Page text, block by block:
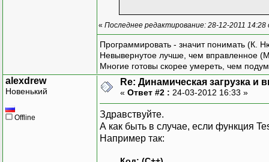
delegate void
static voidMain
{
Console.
IntPtr
{
Console
« Последнее редактирование: 28-12-2011 14:28
Программировать - значит понимать (К.
Невывернутое лучше, чем вправленное
Многие готовы скорее умереть, чем
alexdrew
Новенький
Offline
Re: Динамическая загрузка и
« Ответ #2 : 24-03-2012 16:33 »
Здравствуйте.
А как быть в случае, если функция
Например так: